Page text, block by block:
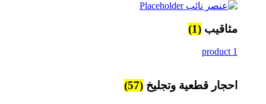
مثاقيب (1)
1 product
احجار قطعية وتجليخ (57)